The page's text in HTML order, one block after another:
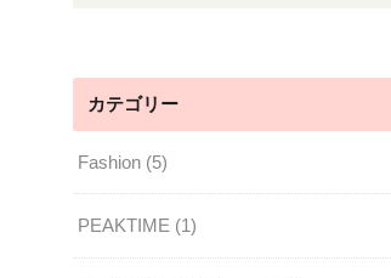
カテゴリー
Fashion (5)
PEAKTIME (1)